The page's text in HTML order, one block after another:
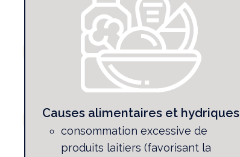
Causes alimentaires et hydriques
consommation excessive de
produits laitiers (favorisant la